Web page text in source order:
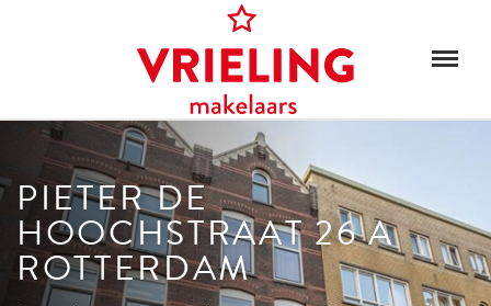
PIETER DE
HOOCHSTRAAT 26 A
ROTTERDAM